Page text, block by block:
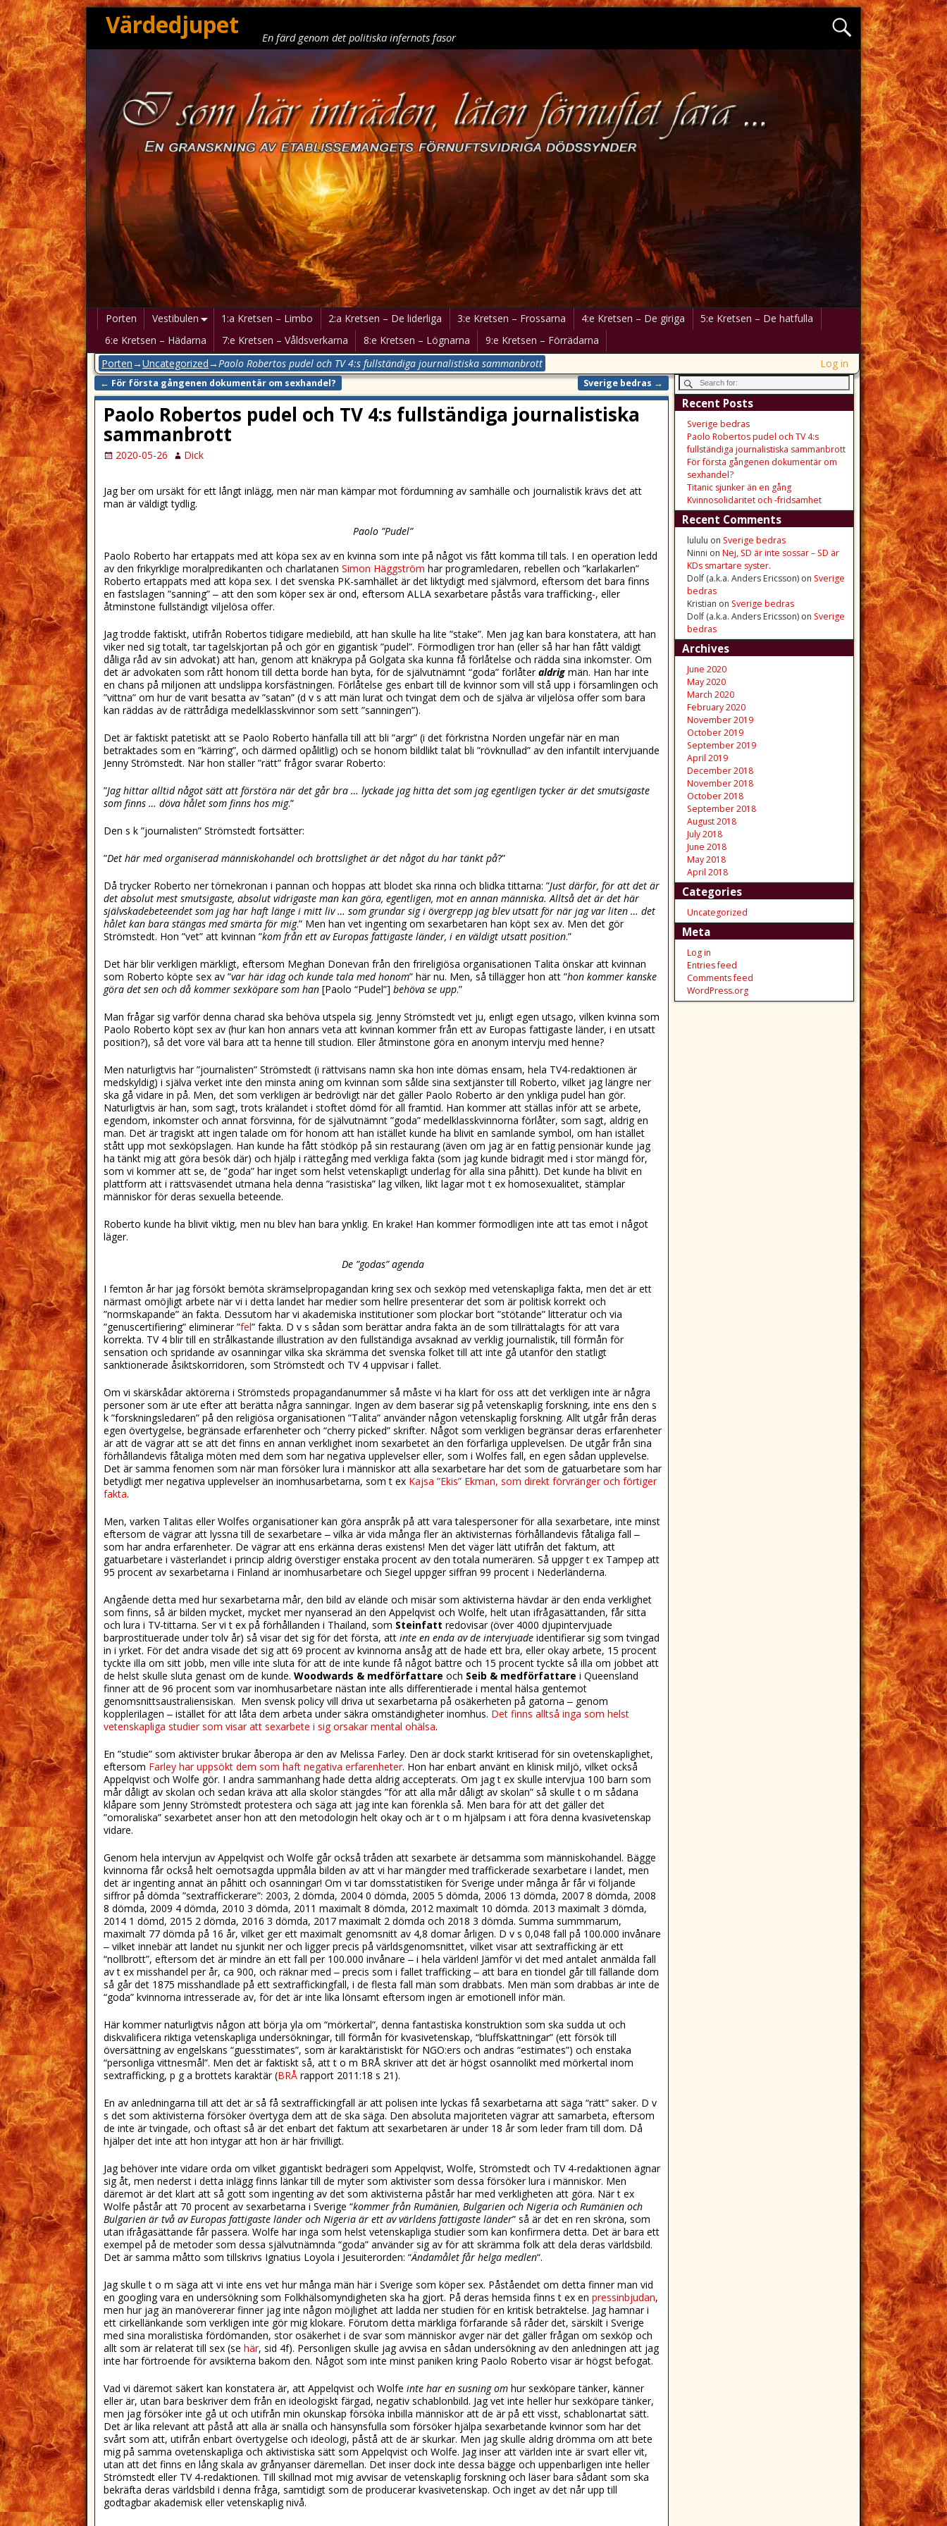
Värdedjupet En färd genom det politiska infernots fasor
Porten Vestibulen 1:a Kretsen – Limbo 2:a Kretsen – De liderliga 3:e Kretsen – Frossarna 4:e Kretsen – De giriga
5:e Kretsen – De hatfulla
6:e Kretsen – Hädarna
7:e Kretsen – Våldsverkarna 8:e Kretsen – Lögnarna
9:e Kretsen – Förrädarna
Porten→Uncategorized→ Paolo Robertos pudel och TV 4:s fullständiga journalistiska sammanbrott Log in
Post navigation
← För första gångenen dokumentär om sexhandel? Sverige bedras →
Paolo Robertos pudel och TV 4:s fullständiga journalistiska
sammanbrott
2020-05-26 Dick
Jag ber om ursäkt för ett långt inlägg, men när man kämpar mot fördumning av samhälle och journalistik krävs det att
man är väldigt tydlig.
Paolo ”Pudel”
Paolo Roberto har ertappats med att köpa sex av en kvinna som inte på något vis fått komma till tals. I en operation ledd
av den frikyrklige moralpredikanten och charlatanenSimon Häggström har programledaren, rebellen och ”karlakarlen”
Roberto ertappats med att köpa sex. I det svenska PK-samhället är det liktydigt med självmord, eftersom det bara finns
en fastslagen ”sanning” ‒ att den som köper sex är ond, eftersom ALLA sexarbetare påstås vara trafficking-, eller
åtminstone fullständigt viljelösa offer.
Jag trodde faktiskt, utifrån Robertos tidigare mediebild, att han skulle ha lite ”stake”. Men jag kan bara konstatera, att han
viker ned sig totalt, tar tagelskjortan på och gör en gigantisk ”pudel”. Förmodligen tror han (eller så har han fått väldigt
dåliga råd av sin advokat) att han, genom att knäkrypa på Golgata ska kunna få förlåtelse och rädda sina inkomster. Om
det är advokaten som rått honom till detta borde han byta, för de självutnämnt “goda” förlåteraldrig män. Han har inte
en chans på miljonen att undslippa korsfästningen. Förlåtelse ges enbart till de kvinnor som vill stå upp i församlingen och
”vittna” om hur de varit besatta av ”satan” (d v s att män lurat och tvingat dem och de själva är viljelösa offer som bara
kan räddas av de rättrådiga medelklasskvinnor som sett ”sanningen”).
Det är faktiskt patetiskt att se Paolo Roberto hänfalla till att bli ”argr” (i det förkristna Norden ungefär när en man
betraktades som en ”kärring”, och därmed opålitlig) och se honom bildlikt talat bli ”rövknullad” av den infantilt intervjuande
Jenny Strömstedt. När hon ställer ”rätt” frågor svarar Roberto:
”Jag hittar alltid något sätt att förstöra när det går bra … lyckade jag hitta det som jag egentligen tycker är det smutsigaste
som finns … döva hålet som finns hos mig.”
Den s k ”journalisten” Strömstedt fortsätter:
”Det här med organiserad människohandel och brottslighet är det något du har tänkt på?”
Då trycker Roberto ner törnekronan i pannan och hoppas att blodet ska rinna och blidka tittarna: ”Just därför, för att det är
det absolut mest smutsigaste, absolut vidrigaste man kan göra, egentligen, mot en annan människa. Alltså det är det här
självskadebeteendet som jag har haft länge i mitt liv … som grundar sig i övergrepp jag blev utsatt för när jag var liten … det
hålet kan bara stängas med smärta för mig.” Men han vet ingenting om sexarbetaren han köpt sex av. Men det gör
Strömstedt. Hon ”vet” att kvinnan ”kom från ett av Europas fattigaste länder, i en väldigt utsatt position.”
Det här blir verkligen märkligt, eftersom Meghan Donevan från den frireligiösa organisationen Talita önskar att kvinnan
som Roberto köpte sex av ”var här idag och kunde tala med honom” här nu. Men, så tillägger hon att ”hon kommer kanske
göra det sen och då kommer sexköpare som han[Paolo “Pudel”] behöva se upp.”
Man frågar sig varför denna charad ska behöva utspela sig. Jenny Strömstedt vet ju, enligt egen utsago, vilken kvinna som
Paolo Roberto köpt sex av (hur kan hon annars veta att kvinnan kommer från ett av Europas fattigaste länder, i en utsatt
position?), så det vore väl bara att ta henne till studion. Eller åtminstone göra en anonym intervju med henne?
Men naturligtvis har ”journalisten” Strömstedt (i rättvisans namn ska hon inte dömas ensam, hela TV4-redaktionen är
medskyldig) i själva verket inte den minsta aning om kvinnan som sålde sina sextjänster till Roberto, vilket jag längre ner
ska gå vidare in på. Men, det som verkligen är bedrövligt när det gäller Paolo Roberto är den ynkliga pudel han gör.
Naturligtvis är han, som sagt, trots krälandet i stoftet dömd för all framtid. Han kommer att ställas inför att se arbete,
egendom, inkomster och annat försvinna, för de självutnämnt ”goda” medelklasskvinnorna förlåter, som sagt, aldrig en
man. Det är tragiskt att ingen talade om för honom att han istället kunde ha blivit en samlande symbol, om han istället
stått upp mot sexköpslagen. Han kunde ha fått stödköp på sin restaurang (även om jag är en fattig pensionär kunde jag
ha tänkt mig att göra besök där) och hjälp i rättegång med verkliga fakta (som jag kunde bidragit med i stor mängd för,
som vi kommer att se, de ”goda” har inget som helst vetenskapligt underlag för alla sina påhitt). Det kunde ha blivit en
plattform att i rättsväsendet utmana hela denna ”rasistiska” lag vilken, likt lagar mot t ex homosexualitet, stämplar
människor för deras sexuella beteende.
Roberto kunde ha blivit viktig, men nu blev han bara ynklig. En krake! Han kommer förmodligen inte att tas emot i något
läger.
De ”godas” agenda
I femton år har jag försökt bemöta skrämselpropagandan kring sex och sexköp med vetenskapliga fakta, men det är ett
närmast omöjligt arbete när vi i detta landet har medier som hellre presenterar det som är politisk korrekt och
”normskapande” än fakta. Dessutom har vi akademiska institutioner som plockar bort ”stötande” litteratur och via
”genuscertifiering” eliminerar ”fel” fakta. D v s sådan som berättar andra fakta än de som tillrättalagts för att vara
korrekta. TV 4 blir till en strålkastande illustration av den fullständiga avsaknad av verklig journalistik, till förmån för
sensation och spridande av osanningar vilka ska skrämma det svenska folket till att inte gå utanför den statligt
sanktionerade åsiktskorridoren, som Strömstedt och TV 4 uppvisar i fallet.
Om vi skärskådar aktörerna i Strömsteds propagandanummer så måste vi ha klart för oss att det verkligen inte är några
personer som är ute efter att berätta några sanningar. Ingen av dem baserar sig på vetenskaplig forskning, inte ens den s
k ”forskningsledaren” på den religiösa organisationen ”Talita” använder någon vetenskaplig forskning. Allt utgår från deras
egen övertygelse, begränsade erfarenheter och “cherry picked” skrifter. Något som verkligen begränsar deras erfarenheter
är att de vägrar att se att det finns en annan verklighet inom sexarbetet än den förfärliga upplevelsen. De utgår från sina
förhållandevis fåtaliga möten med dem som har negativa upplevelser eller, som i Wolfes fall, en egen sådan upplevelse.
Det är samma fenomen som när man försöker lura i människor att alla sexarbetare har det som de gatuarbetare som har
betydligt mer negativa upplevelser än inomhusarbetarna, som t ex Kajsa ”Ekis” Ekman, som direkt förvränger och förtiger
fakta.
Men, varken Talitas eller Wolfes organisationer kan göra anspråk på att vara talespersoner för alla sexarbetare, inte minst
eftersom de vägrar att lyssna till de sexarbetare ‒ vilka är vida många fler än aktivisternas förhållandevis fåtaliga fall ‒
som har andra erfarenheter. De vägrar att ens erkänna deras existens! Men det väger lätt utifrån det faktum, att
gatuarbetare i västerlandet i princip aldrig överstiger enstaka procent av den totala numerären. Så uppger t ex Tampep att
95 procent av sexarbetarna i Finland är inomhusarbetare och Siegel uppger siffran 99 procent i Nederländerna.
Angående detta med hur sexarbetarna mår, den bild av elände och misär som aktivisterna hävdar är den enda verklighet
som finns, så är bilden mycket, mycket mer nyanserad än den Appelqvist och Wolfe, helt utan ifrågasättanden, får sitta
och lura i TV-tittarna. Ser vi t ex på förhållanden i Thailand, som Steinfatt redovisar (över 4000 djupintervjuade
barprostituerade under tolv år) så visar det sig för det första, att inte en enda av de intervjuade identifierar sig som tvingad
in i yrket. För det andra visade det sig att 69 procent av kvinnorna ansåg att de hade ett bra, eller okay arbete, 15 procent
tyckte illa om sitt jobb, men ville inte sluta för att de inte kunde få något bättre och 15 procent tyckte så illa om jobbet att
de helst skulle sluta genast om de kunde.Woodwards & medförfattare och Seib & medförfattare i Queensland
finner att de 96 procent som var inomhusarbetare nästan inte alls differentierade i mental hälsa gentemot
genomsnittsaustraliensiskan. Men svensk policy vill driva ut sexarbetarna på osäkerheten på gatorna ‒ genom
kopplerilagen ‒ istället för att låta dem arbeta under säkra omständigheter inomhus. Det finns alltså inga som helst
vetenskapliga studier som visar att sexarbete i sig orsakar mental ohälsa.
En ”studie” som aktivister brukar åberopa är den av Melissa Farley. Den är dock starkt kritiserad för sin ovetenskaplighet,
eftersom Farley har uppsökt dem som haft negativa erfarenheter. Hon har enbart använt en klinisk miljö, vilket också
Appelqvist och Wolfe gör. I andra sammanhang hade detta aldrig accepterats. Om jag t ex skulle intervjua 100 barn som
mår dåligt av skolan och sedan kräva att alla skolor stängdes ”för att alla mår dåligt av skolan” så skulle t o m sådana
klåpare som Jenny Strömstedt protestera och säga att jag inte kan förenkla så. Men bara för att det gäller det
”omoraliska” sexarbetet anser hon att den metodologin helt okay och är t o m hjälpsam i att föra denna kvasivetenskap
vidare.
Genom hela intervjun av Appelqvist och Wolfe går också tråden att sexarbete är detsamma som människohandel. Bägge
kvinnorna får också helt oemotsagda uppmåla bilden av att vi har mängder med traffickerade sexarbetare i landet, men
det är ingenting annat än påhitt och osanningar! Om vi tar domsstatistiken för Sverige under många år får vi följande
siffror på dömda ”sextraffickerare”: 2003, 2 dömda, 2004 0 dömda, 2005 5 dömda, 2006 13 dömda, 2007 8 dömda, 2008
8 dömda, 2009 4 dömda, 2010 3 dömda, 2011 maximalt 8 dömda, 2012 maximalt 10 dömda. 2013 maximalt 3 dömda,
2014 1 dömd, 2015 2 dömda, 2016 3 dömda, 2017 maximalt 2 dömda och 2018 3 dömda. Summa summmarum,
maximalt 77 dömda på 16 år, vilket ger ett maximalt genomsnitt av 4,8 domar årligen. D v s 0,048 fall på 100.000 invånare
‒ vilket innebär att landet nu sjunkit ner och ligger precis på världsgenomsnittet, vilket visar att sextrafficking är ett
“nollbrott”, eftersom det är mindre än ett fall per 100.000 invånare ‒ i hela världen! Jämför vi det med antalet anmälda fall
av t ex misshandel per år, ca 900, och räknar med ‒ precis som i fallet trafficking ‒ att bara en tiondel går till fällande dom
så går det 1875 misshandlade på ett sextraffickingfall, i de flesta fall män som drabbats. Men män som drabbas är inte de
“goda” kvinnorna intresserade av, för det är inte lika lönsamt eftersom ingen är emotionell inför män.
Här kommer naturligtvis någon att börja yla om “mörkertal”, denna fantastiska konstruktion som ska sudda ut och
diskvalificera riktiga vetenskapliga undersökningar, till förmån för kvasivetenskap, “bluffskattningar” (ett försök till
översättning av engelskans “guesstimates”, som är karaktäristiskt för NGO:ers och andras “estimates”) och enstaka
“personliga vittnesmål”. Men det är faktiskt så, att t o m BRÅ skriver att det är högst osannolikt med mörkertal inom
sextrafficking, p g a brottets karaktär (BRÅ rapport 2011:18 s 21).
En av anledningarna till att det är så få sextraffickingfall är att polisen inte lyckas få sexarbetarna att säga “rätt” saker. D v
s det som aktivisterna försöker övertyga dem att de ska säga. Den absoluta majoriteten vägrar att samarbeta, eftersom
de inte är tvingade, och oftast så är det enbart det faktum att sexarbetaren är under 18 år som leder fram till dom. Då
hjälper det inte att hon intygar att hon är här frivilligt.
Jag behöver inte vidare orda om vilket gigantiskt bedrägeri som Appelqvist, Wolfe, Strömstedt och TV 4-redaktionen ägnar
sig åt, men nederst i detta inlägg finns länkar till de myter som aktivister som dessa försöker lura i människor. Men
däremot är det klart att så gott som ingenting av det som aktivisterna påstår har med verkligheten att göra. När t ex
Wolfe påstår att 70 procent av sexarbetarna i Sverige “kommer från Rumänien, Bulgarien och Nigeria och Rumänien och
Bulgarien är två av Europas fattigaste länder och Nigeria är ett av världens fattigaste länder” så är det en ren skröna, som
utan ifrågasättande får passera. Wolfe har inga som helst vetenskapliga studier som kan konfirmera detta. Det är bara ett
exempel på de metoder som dessa självutnämnda “goda” använder sig av för att skrämma folk att dela deras världsbild.
Det är samma måtto som tillskrivs Ignatius Loyola i Jesuiterorden: “Ändamålet får helga medlen“.
Jag skulle t o m säga att vi inte ens vet hur många män här i Sverige som köper sex. Påståendet om detta finner man vid
en googling vara en undersökning som Folkhälsomyndigheten ska ha gjort. På deras hemsida finns t ex enpressinbjudan,
men hur jag än manövererar finner jag inte någon möjlighet att ladda ner studien för en kritisk betraktelse. Jag hamnar i
ett cirkellänkande som verkligen inte gör mig klokare. Förutom detta märkliga förfarande så råder det, särskilt i Sverige
med sina moralistiska fördömanden, stor osäkerhet i de svar som människor avger när det gäller frågan om sexköp och
allt som är relaterat till sex (sehär, sid 4f). Personligen skulle jag avvisa en sådan undersökning av den anledningen att jag
inte har förtroende för avsikterna bakom den. Något som inte minst paniken kring Paolo Roberto visar är högst befogat.
Vad vi däremot säkert kan konstatera är, att Appelqvist och Wolfe inte har en susning om hur sexköpare tänker, känner
eller är, utan bara beskriver dem från en ideologiskt färgad, negativ schablonbild. Jag vet inte heller hur sexköpare tänker,
men jag försöker inte gå ut och utifrån min okunskap försöka inbilla människor att de är på ett visst, schablonartat sätt.
Det är lika relevant att påstå att alla är snälla och hänsynsfulla som försöker hjälpa sexarbetande kvinnor som har det
svårt som att, utifrån enbart övertygelse och ideologi, påstå att de är skurkar. Men jag skulle aldrig drömma om att bete
mig på samma ovetenskapliga och aktivistiska sätt som Appelqvist och Wolfe. Jag inser att världen inte är svart eller vit,
utan att det finns en lång skala av grånyanser däremellan. Det inser dock inte dessa bägge och uppenbarligen inte heller
Strömstedt eller TV 4-redaktionen. Till skillnad mot mig avvisar de vetenskaplig forskning och läser bara sådant som ska
bekräfta deras världsbild i denna fråga, samtidigt som de producerar kvasivetenskap. Och inget av det når upp till
godtagbar akademisk eller vetenskaplig nivå.
Recent Posts
Sverige bedras
Paolo Robertos pudel och TV 4:s
fullständiga journalistiska sammanbrott
För första gångenen dokumentär om
sexhandel?
Titanic sjunker än en gång
Kvinnosolidaritet och -fridsamhet
Recent Comments
lululu on Sverige bedras
Ninni on Nej, SD är inte sossar – SD är
KDs smartare syster.
Dolf (a.k.a. Anders Ericsson)on Sverige
bedras
Kristian on Sverige bedras
Dolf (a.k.a. Anders Ericsson)on Sverige
bedras
Archives
June 2020
May 2020
March 2020
February 2020
November 2019
October 2019
September 2019
April 2019
December 2018
November 2018
October 2018
September 2018
August 2018
July 2018
June 2018
May 2018
April 2018
Categories
Uncategorized
Meta
Log in
Entries feed
Comments feed
WordPress.org